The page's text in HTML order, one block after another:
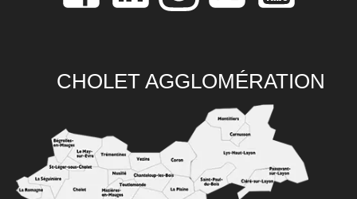
CHOLET AGGLOMÉRATION